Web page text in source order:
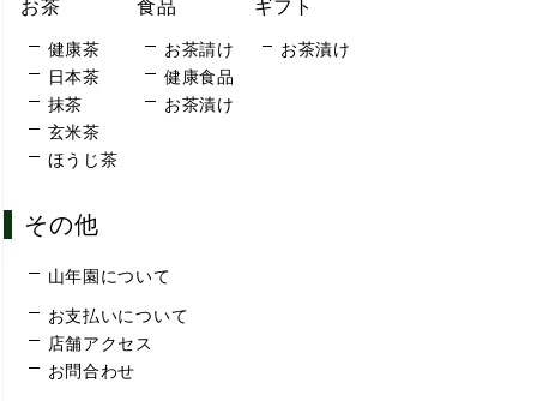
お茶
健康茶
日本茶
抹茶
玄米茶
ほうじ茶
食品
お茶請け
健康食品
お茶漬け
ギフト
お茶漬け
その他
山年園について
お支払いについて
店舗アクセス
お問合わせ